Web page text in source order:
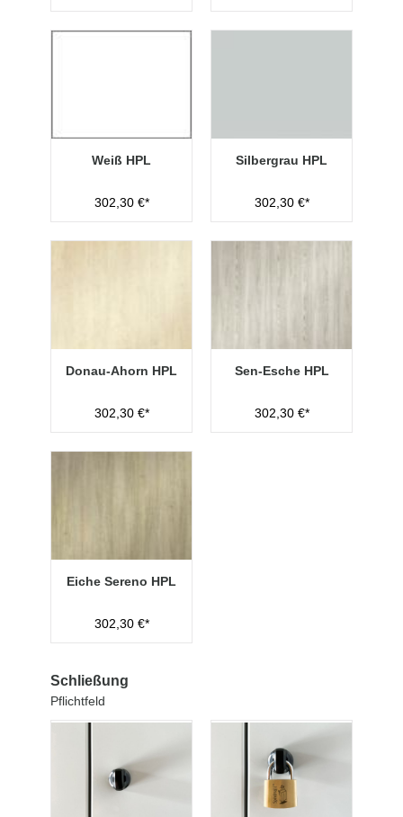
Weiß HPL
302,30 €*
Silbergrau HPL
302,30 €*
Donau-Ahorn HPL
302,30 €*
Sen-Esche HPL
302,30 €*
Eiche Sereno HPL
302,30 €*
Schließung
Pflichtfeld